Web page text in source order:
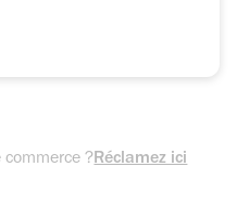
commerce ?Réclamez ici